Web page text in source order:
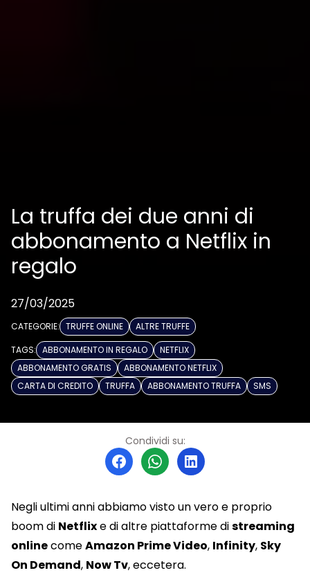
La truffa dei due anni di
abbonamento a Netflix in
regalo
27/03/2025
CATEGORIE: TRUFFE ONLINE
ALTRE TRUFFE
TAGS: ABBONAMENTO IN REGALO
NETFLIX
ABBONAMENTO GRATIS
ABBONAMENTO NETFLIX
CARTA DI CREDITO
TRUFFA ABBONAMENTO TRUFFA SMS
Condividi su:
Negli ultimi anni abbiamo visto un vero e proprio
boom di Netflixe di altre piattaforme distreaming
onlinecomeAmazon Prime Video, Infinity, Sky
On Demand, Now Tv, eccetera.